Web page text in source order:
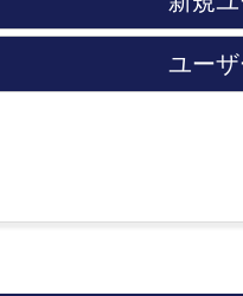
ユー